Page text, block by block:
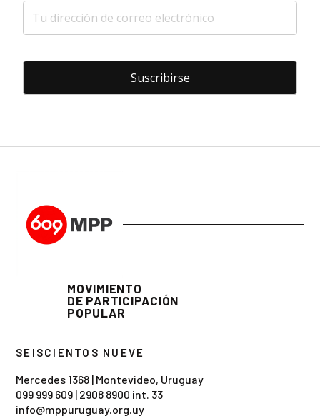
MOVIMIENTO
DE PARTICIPACIÓN
POPULAR
SEISCIENTOS NUEVE
Mercedes 1368 | Montevideo, Uruguay
099 999 609 | 2908 8900 int. 33
info@mppuruguay.org.uy